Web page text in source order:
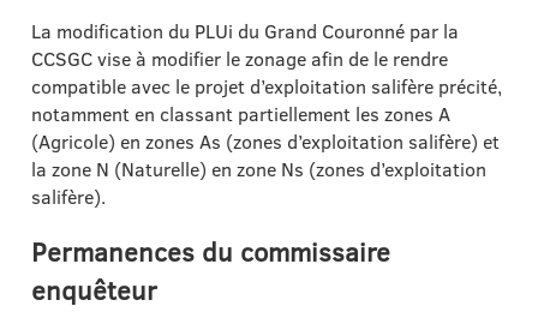
La modification du PLUi du Grand Couronné par la
CCSGC vise à modifier le zonage afin de le rendre
compatible avec le projet d’exploitation salifère précité,
notamment en classant partiellement les zones A
(Agricole) en zones As (zones d’exploitation salifère) et
la zone N (Naturelle) en zone Ns (zones d’exploitation
salifère).
Permanences du commissaire
enquêteur